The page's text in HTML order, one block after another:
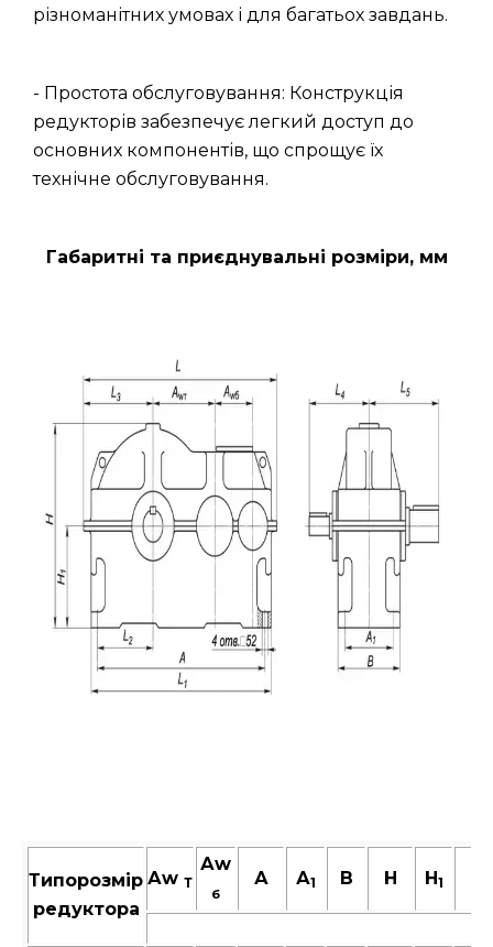
різноманітних умовах і для багатьох завдань.
- Простота обслуговування: Конструкція
редукторів забезпечує легкий доступ до
основних компонентів, що спрощує їх
технічне обслуговування.
Габаритні та приєднувальні розміри, мм
Типорозмір
редуктора
Аw Т
Аw
б
А А1 В Н H1